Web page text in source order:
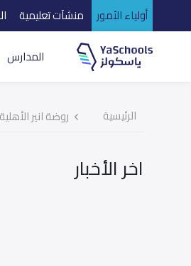
أولياء الأمور منشآت تعليمية
المدارس
الرئيسية روضة انير الأهلية
اخر الأخبار